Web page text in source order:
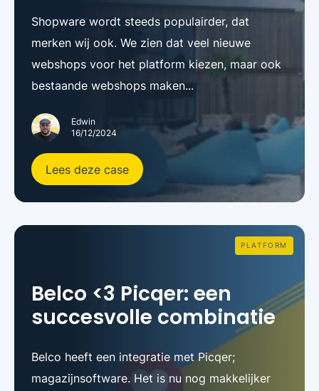
Shopware wordt steeds populairder, dat
merken wij ook. We zien dat veel nieuwe
webshops voor het platform kiezen, maar ook
bestaande webshops maken...
Edwin
16/12/2024
Lees deze case
PLATFORM
Belco <3 Picqer: een
succesvolle combinatie
Belco heeft een integratie met Picqer;
magazijnsoftware. Het is nu nog makkelijker